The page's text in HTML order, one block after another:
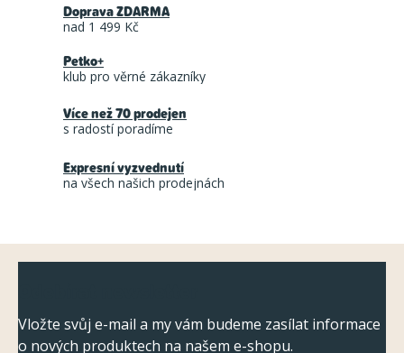
d
p
r
k
ý
Doprava ZDARMA
nad 1 499 Kč
Petko+
klub pro věrné zákazníky
Více než 70 prodejen
s radostí poradíme
Expresní vyzvednutí
na všech našich prodejnách
Vložte svůj e-mail a my vám budeme zasílat informace
o nových produktech na našem e-shopu.